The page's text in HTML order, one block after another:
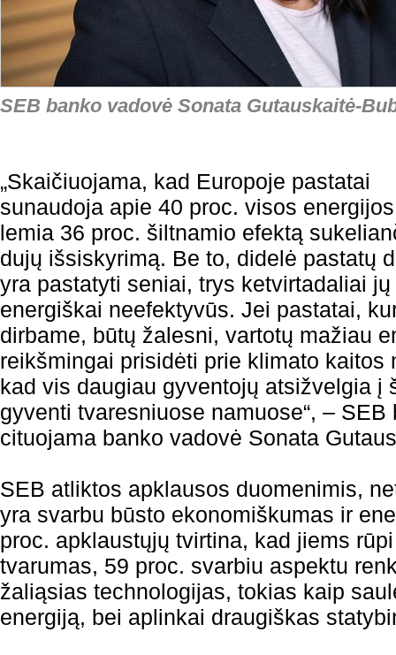
SEB banko vadovė Sonata Gutauskaitė-
„Skaičiuojama, kad Europoje pastatai
sunaudoja apie 40 proc. visos
lemia 36 proc. šiltnamio efektą
dujų išsiskyrimą. Be to, didelė pastatų
yra pastatyti seniai, trys ketvirtadaliai
energiškai neefektyvūs. Jei pastatai,
dirbame, būtų žalesni, vartotų mažiau
reikšmingai prisidėti prie klimato kaitos
kad vis daugiau gyventojų atsižvelgia į
gyventi tvaresniuose namuose“, –
cituojama banko vadovė Sonata
SEB atliktos apklausos duomenimis,
yra svarbu būsto ekonomiškumas ir
proc. apklaustųjų tvirtina, kad jiems
tvarumas, 59 proc. svarbiu aspektu
žaliąsias technologijas, tokias kaip
energiją, bei aplinkai draugiškas